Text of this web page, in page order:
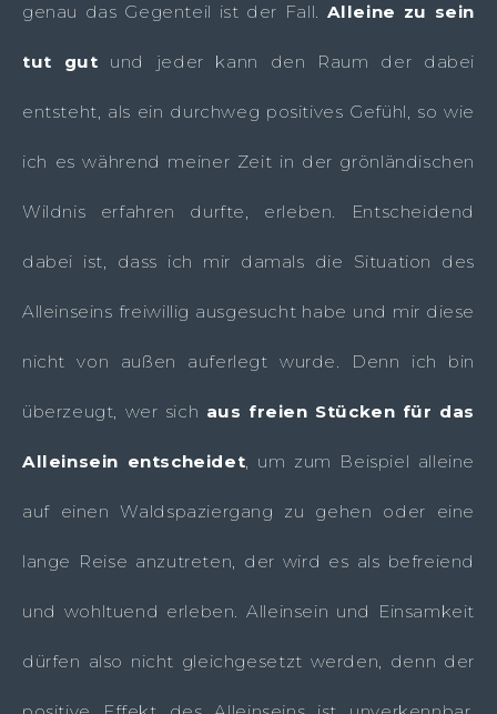
genau das Gegenteil ist der Fall. Alleine zu sein
tut gut und jeder kann den Raum der dabei
entsteht, als ein durchweg positives Gefühl, so wie
ich es während meiner Zeit in der grönländischen
Wildnis erfahren durfte, erleben. Entscheidend
dabei ist, dass ich mir damals die Situation des
Alleinseins freiwillig ausgesucht habe und mir diese
nicht von außen auferlegt wurde. Denn ich bin
überzeugt, wer sich aus freien Stücken für das
Alleinsein entscheidet, um zum Beispiel alleine
auf einen Waldspaziergang zu gehen oder eine
lange Reise anzutreten, der wird es als befreiend
und wohltuend erleben. Alleinsein und Einsamkeit
dürfen also nicht gleichgesetzt werden, denn der